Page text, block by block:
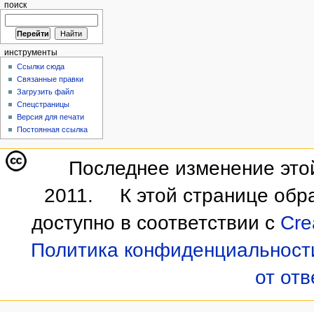
поиск
инструменты
Ссылки сюда
Связанные правки
Загрузить файл
Спецстраницы
Версия для печати
Постоянная ссылка
Последнее изменение
2011.
К этой странице
доступно в соответствии с
Политика
от